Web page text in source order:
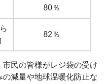
80％
82％
民の皆様がレジ袋の受け
減量や地球温暖化防止な